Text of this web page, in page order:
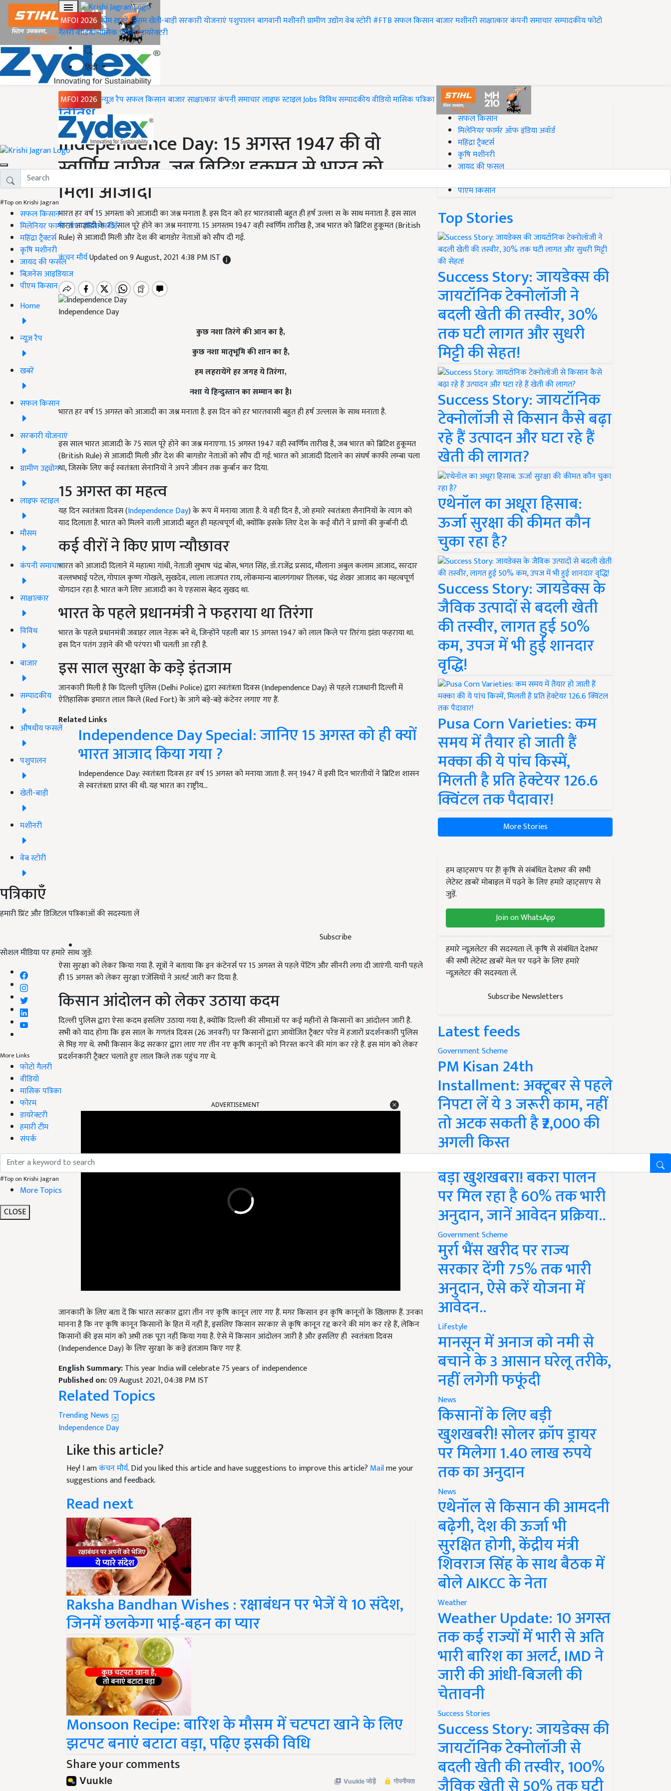
MFOI 2026 होमख़बरेंमौसमखेती-बाड़ीसरकारी योजनाएंपशुपालनबागवानीमशीनरीग्रामीण उद्योगवेब स्टोरी#FTBसफल किसानबाजारमशीनरीसाक्षात्कारकंपनी समाचारसम्पादकीयफोटो
गैलरीवीडियोमासिक पत्रिकाडायरेक्टरी
हिंदी
MFOI 2026 न्यूज़ रैपसफल किसानबाजारसाक्षात्कारकंपनी समाचारलाइफ स्टाइलJobsविविधसम्पादकीयवीडियोमासिक पत्रिका
#Top on Krishi Jagran
सफल किसान
मिलेनियर फार्मर ऑफ इंडिया अवॉर्ड
महिंद्रा ट्रैक्टर्स
कृषि मशीनरी
जायद की फसल
बिज़नेस आइडियाज
पीएम किसान
Home
न्यूज़ रैप
खबरें
सफल किसान
सरकारी योजनाएं
ग्रामीण उद्द्योग
लाइफ स्टाइल
मौसम
कंपनी समाचार
साक्षात्कार
विविध
बाजार
सम्पादकीय
औषधीय फसलें
पशुपालन
खेती-बाड़ी
मशीनरी
वेब स्टोरी
पत्रिकाएँ
हमारी प्रिंट और डिजिटल पत्रिकाओं की सदस्यता लें
Subscribe
सोशल मीडिया पर हमारे साथ जुड़ें:
More Links
फोटो गैलरी
वीडियो
मासिक पत्रिका
फोरम
डायरेक्टरी
हमारी टीम
संपर्क
#Top on Krishi Jagran
More Topics
CLOSE
Home
विविध
Independence Day: 15 अगस्त 1947 की वो
स्वर्णिम तारीख, जब ब्रिटिश हुकूमत से भारत को
मिली आजादी
भारत हर वर्ष 15 अगस्ता को आजादी का जश्न मनाता है. इस दिन को हर भारतवासी बहुत ही हर्ष उल्ला स के साथ मनाता है. इस साल
भारत आजादी के 75 साल पूरे होने का जश्न मनाएगा. 15 अगस्तम 1947 वही स्वर्णिम तारीख है, जब भारत को ब्रिटिश हुकूमत (British
Rule) से आजादी मिली और देश की बागडोर नेताओं को सौंप दी गई.
कंचन मौर्यUpdated on 9 August, 2021 4:38 PM IST
Independence Day
कुछ नशा तिरंगे की आन का है,
कुछ नशा मातृभूमि की शान का है,
हम लहरायेंगे हर जगह ये तिरंगा,
नशा ये हिन्दुस्तान का सम्मान का है।
भारत हर वर्ष 15 अगस्‍त को आजादी का जश्न मनाता है. इस दिन को हर भारतवासी बहुत ही हर्ष उल्‍लास के साथ मनाता है.
इस साल भारत आजादी के 75 साल पूरे होने का जश्न मनाएगा. 15 अगस्‍त 1947 वही स्वर्णिम तारीख है, जब भारत को ब्रिटिश हुकूमत
(British Rule) से आजादी मिली और देश की बागडोर नेताओं को सौंप दी गई. भारत को आजादी दिलाने का संघर्ष काफी लम्‍बा चला
था, जिसके लिए कई स्‍वतंत्रता सेनानियों ने अपने जीवन तक कुर्बान कर दिया.
15 अगस्त का महत्व
यह दिन स्वतंत्रता दिवस (Independence Day) के रूप में मनाया जाता है. ये वही दिन है, जो हमारे स्वतंत्रता सैनानियों के त्याग को
याद दिलाता है. भारत को मिलने वाली आजादी बहुत ही महत्वपूर्ण थी, क्योंकि इसके लिए देश के कई वीरों ने प्राणों की कुर्बानी दी.
कई वीरों ने किए प्राण न्यौछावर
भारत को आजादी दिलाने में महात्मा गांधी, नेताजी सुभाष चंद्र बोस, भगत सिंह, डॉ.राजेंद्र प्रसाद, मौलाना अबुल कलाम आजाद, सरदार
वल्लभभाई पटेल, गोपाल कृष्ण गोखले, सुखदेव, लाला लाजपत राय, लोकमान्य बालगंगाधर तिलक, चंद्र शेखर आजाद का महत्वपूर्ण
योगदान रहा है. भारत कगे लिए आजादी का ये एहसास बेहद सुखद था.
भारत के पहले प्रधानमंत्री ने फहराया था तिरंगा
भारत के पहले प्रधानमंत्री जवाहर लाल नेहरू बने थे, जिन्होंने पहली बार 15 अगस्त 1947 को लाल किले पर तिरंगा झंडा फहराया था.
इस दिन पतंग उड़ाने की भी परंपरा भी चलती आ रही है.
इस साल सुरक्षा के कड़े इंतजाम
जानकारी मिली है कि दिल्ली पुलिस (Delhi Police) द्वारा स्वतंत्रता दिवस (Independence Day) से पहले राजधानी दिल्ली में
ऐतिहासिक इमारत लाल किले (Red Fort) के आगे बड़े-बड़े कंटेनर लगाए गए हैं.
Related Links
Independence Day Special: जानिए 15 अगस्त को ही क्यों
भारत आजाद किया गया ?
Independence Day: स्वतंत्रता दिवस हर वर्ष 15 अगस्त को मनाया जाता है. सन् 1947 में इसी दिन भारतीयों ने ब्रिटिश शासन
से स्वरतंत्रता प्राप्त की थी. यह भारत का राष्ट्रीय…
ऐसा सुरक्षा को लेकर किया गया है. सूत्रों ने बताया कि इन कंटेनर्स पर 15 अगस्त से पहले पेंटिंग और सीनरी लगा दी जाएंगी. यानी पहले
ही 15 अगस्त को लेकर सुरक्षा एजेंसियों ने अलर्ट जारी कर दिया है.
किसान आंदोलन को लेकर उठाया कदम
दिल्ली पुलिस द्वारा ऐसा कदम इसलिए उठाया गया है, क्योंकि दिल्ली की सीमाओं पर कई महीनों से किसानों का आंदोलन जारी है.
सभी को याद होगा कि इस साल के गणतंत्र दिवस (26 जनवरी) पर किसानों द्वारा आयोजित ट्रैक्टर परेड में हजारों प्रदर्शनकारी पुलिस
से भिड़ गए थे. सभी किसान केंद्र सरकार द्वारा लाए गए तीन नए कृषि कानूनों को निरस्त करने की मांग कर रहे हैं. इस मांग को लेकर
प्रदर्शनकारी ट्रैक्टर चलाते हुए लाल किले तक पहुंच गए थे.
मानना है कि नए कृषि कानून किसानों के हित में नहीं हैं, इसलिए किसान सरकार से कृषि कानून रद्द करने की मांग कर रहे हैं, लेकिन
किसानों की इस मांग को अभी तक पूरा नहीं किया गया है. ऐसे में किसान आंदोलन जारी है और इसलिए ही स्वतंत्रता दिवस
(Independence Day) के लिए सुरक्षा के कड़े इंतजाम किए गए हैं.
English Summary:
This year India will celebrate 75 years of independence
Published on:09 August 2021, 04:38 PM IST
Related Topics
Trending News
Independence Day
Like this article?
Hey! I amकंचन मौर्य. Did you liked this article and have suggestions to improve this article?
suggestions and feedback.
Read next
Raksha Bandhan Wishes : रक्षाबंधन पर भेजें ये 10 संदेश,
जिनमें छलकेगा भाई-बहन का प्यार
Monsoon Recipe: बारिश के मौसम में चटपटा खाने के लिए
झटपट बनाएं बटाटा वड़ा, पढ़िए इसकी विधि
Share your comments
#Top on Krishi Jagran
सफल किसान
मिलेनियर फार्मर ऑफ इंडिया अवॉर्ड
महिंद्रा ट्रैक्टर्स
कृषि मशीनरी
जायद की फसल
पीएम किसान
Top Stories
Success Story: जायडेक्स की
जायटॉनिक टेक्नोलॉजी ने
बदली खेती की तस्वीर, 30%
तक घटी लागत और सुधरी
मिट्टी की सेहत!
Success Story: जायटॉनिक
टेक्नोलॉजी से किसान कैसे बढ़ा
रहे हैं उत्पादन और घटा रहे हैं
खेती की लागत?
एथेनॉल का अधूरा हिसाब:
ऊर्जा सुरक्षा की कीमत कौन
चुका रहा है?
Success Story: जायडेक्स के
जैविक उत्पादों से बदली खेती
की तस्वीर, लागत हुई 50%
कम, उपज में भी हुई शानदार
वृद्धि!
Pusa Corn Varieties: कम
समय में तैयार हो जाती हैं
मक्का की ये पांच किस्में,
मिलती है प्रति हेक्टेयर 126.6
क्विंटल तक पैदावार!
More Stories
हम व्हाट्सएप पर हैं! कृषि से संबंधित देशभर की सभी
लेटेस्ट ख़बरें मोबाइल में पढ़ने के लिए हमारे व्हाट्सएप से
जुड़ें.
Join on WhatsApp
हमारे न्यूज़लेटर की सदस्यता लें. कृषि से संबंधित देशभर
की सभी लेटेस्ट ख़बरें मेल पर पढ़ने के लिए हमारे
न्यूज़लेटर की सदस्यता लें.
Subscribe Newsletters
Latest feeds
Government Scheme
PM Kisan 24th
Installment: अक्टूबर से पहले
निपटा लें ये 3 जरूरी काम, नहीं
तो अटक सकती है ₹2,000 की
अगली किस्त
बड़ी खुशखबरी! बकरी पालन
पर मिल रहा है 60% तक भारी
अनुदान, जानें आवेदन प्रक्रिया..
Government Scheme
मुर्रा भैंस खरीद पर राज्य
सरकार देंगी 75% तक भारी
अनुदान, ऐसे करें योजना में
आवेदन..
Lifestyle
मानसून में अनाज को नमी से
बचाने के 3 आसान घरेलू तरीके,
नहीं लगेगी फफूंदी
News
किसानों के लिए बड़ी
खुशखबरी! सोलर क्रॉप ड्रायर
पर मिलेगा 1.40 लाख रुपये
तक का अनुदान
News
एथेनॉल से किसान की आमदनी
बढ़ेगी, देश की ऊर्जा भी
सुरक्षित होगी, केंद्रीय मंत्री
शिवराज सिंह के साथ बैठक में
बोले AIKCC के नेता
Weather
Weather Update: 10 अगस्त
तक कई राज्यों में भारी से अति
भारी बारिश का अलर्ट, IMD ने
जारी की आंधी-बिजली की
चेतावनी
Success Stories
Success Story: जायडेक्स की
जायटॉनिक टेक्नोलॉजी से
बदली खेती की तस्वीर, 100%